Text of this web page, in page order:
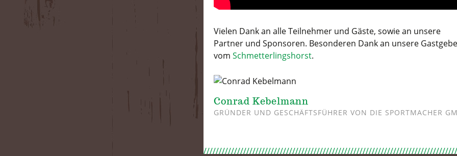
Vielen Dank an alle Teilnehmer und Gäste, sowie an unsere
Partner und Sponsoren. Besonderen Dank an unsere
vom Schmetterlingshorst.
Conrad Kebelmann
GRÜNDER UND GESCHÄFTSFÜHRER VON DIE SPORTMACHER